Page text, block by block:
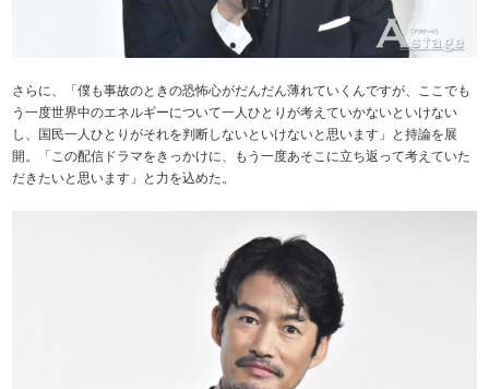
さらに、「僕も事故のときの恐怖心がだんだん薄れていくんですが、ここでも
う一度世界中のエネルギーについて一人ひとりが考えていかないといけない
し、国民一人ひとりがそれを判断しないといけないと思います」と持論を展
開。「この配信ドラマをきっかけに、もう一度あそこに立ち返って考えていた
だきたいと思います」と力を込めた。